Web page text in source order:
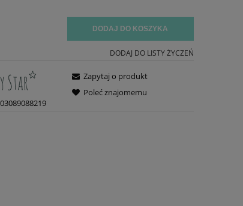
DODAJ DO KOSZYKA
DODAJ DO LISTY ŻYCZEŃ
Zapytaj o produkt
Poleć znajomemu